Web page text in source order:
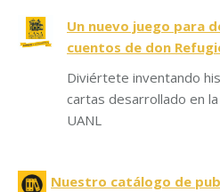
Un nuevo juego para
cuentos de don
Diviértete inventando
cartas desarrollado en
UANL
Nuestro catálogo de